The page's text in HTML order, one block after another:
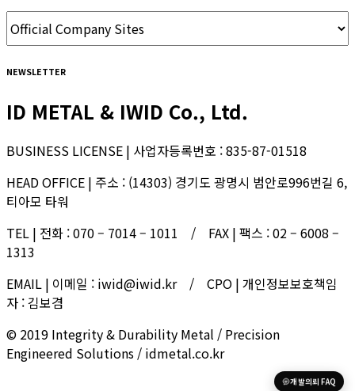
NEWSLETTER
ID METAL & IWID Co., Ltd.
BUSINESS LICENSE | 사업자등록번호 : 835-87-01518
HEAD OFFICE | 주소 : (14303) 경기도 광명시 범안로996번길 6,
티아모 타워
TEL | 전화 : 070 – 7014 – 1011 / FAX | 팩스 : 02 – 6008 –
1313
EMAIL | 이메일 : iwid@iwid.kr / CPO | 개인정보보호책임
자 : 김보겸
© 2019 Integrity & Durability Metal / Precision
Engineered Solutions / idmetal.co.kr
개발의뢰 FAQ